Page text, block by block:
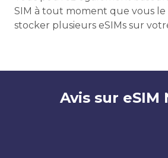
SIM à tout moment que vous le
stocker plusieurs eSIMs sur
Avis sur eSIM